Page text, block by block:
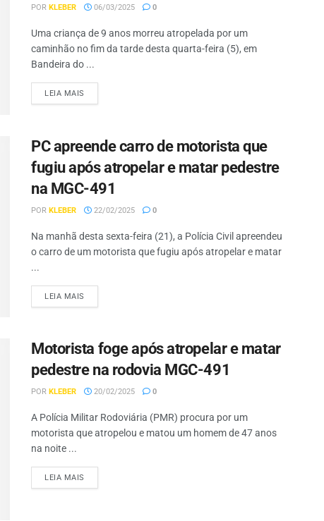
POR KLEBER 06/03/2025 0
Uma criança de 9 anos morreu atropelada por um
caminhão no fim da tarde desta quarta-feira (5), em
Bandeira do ...
LEIA MAIS
PC apreende carro de motorista que
fugiu após atropelar e matar pedestre
na MGC-491
POR KLEBER 22/02/2025 0
Na manhã desta sexta-feira (21), a Polícia Civil apreendeu
o carro de um motorista que fugiu após atropelar e matar
...
LEIA MAIS
Motorista foge após atropelar e matar
pedestre na rodovia MGC-491
POR KLEBER 20/02/2025 0
A Polícia Militar Rodoviária (PMR) procura por um
motorista que atropelou e matou um homem de 47 anos
na noite ...
LEIA MAIS